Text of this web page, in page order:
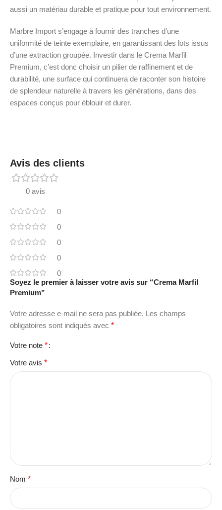
aussi un matériau durable et pratique pour tout environnement.
Marbre Import s’engage à fournir des tranches d’une
uniformité de teinte exemplaire, en garantissant des lots issus
d’une extraction groupée. Investir dans le Crema Marfil
Premium, c’est donc choisir un pilier de raffinement et de
durabilité, une surface qui continuera de raconter son histoire
de splendeur naturelle à travers les générations, dans des
espaces conçus pour éblouir et durer.
Avis des clients
0 avis
0
0
0
0
0
Soyez le premier à laisser votre avis sur “Crema Marfil
Premium”
Votre adresse e-mail ne sera pas publiée. Les champs
obligatoires sont indiqués avec *
Votre note *
Votre avis *
Nom *